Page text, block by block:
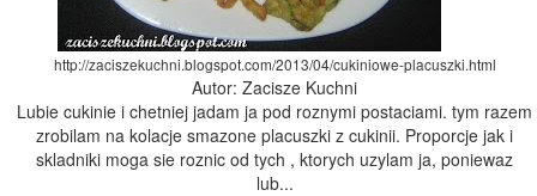
http://zaciszekuchni.blogspot.com/2013/04/cukiniowe-placuszki.html
Autor: Zacisze Kuchni
Lubie cukinie i chetniej jadam ja pod roznymi postaciami. tym razem
zrobilam na kolacje smazone placuszki z cukinii. Proporcje jak i
skladniki moga sie roznic od tych , ktorych uzylam ja, poniewaz
lub...